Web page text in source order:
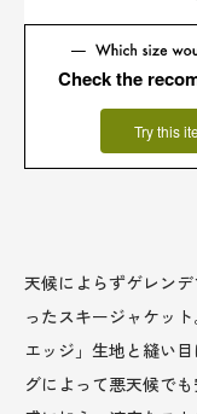
Check the
Try this
天候によらずゲレン
ったスキージャケッ
エッジ」生地と縫い
グによって悪天候で